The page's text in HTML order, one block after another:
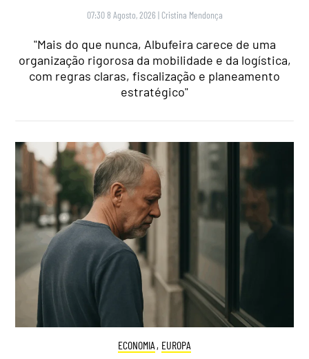
07:30 8 Agosto, 2026 | Cristina Mendonça
"Mais do que nunca, Albufeira carece de uma
organização rigorosa da mobilidade e da logística,
com regras claras, fiscalização e planeamento
estratégico"
ECONOMIA , EUROPA